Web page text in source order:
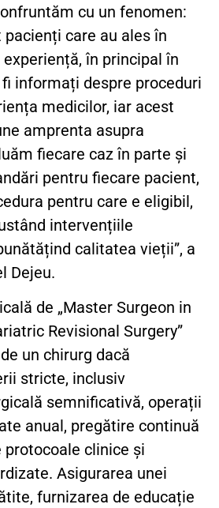
cu un fenomen:
care au ales în
în principal în
informați despre proceduri
medicilor, iar acest
amprenta asupra
fiecare caz în parte și
pentru fiecare pacient,
pentru care e eligibil,
intervențiile
calitatea vieții”, a
Dejeu.
de „Master Surgeon in
Revisional Surgery”
un chirurg dacă
stricte, inclusiv
semnificativă, operații
anual, pregătire continuă
protocoale clinice și
Asigurarea unei
furnizarea de educație